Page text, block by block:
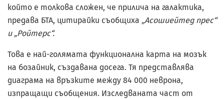
който е толкова сложен, че прилича на галактика,
предава БТА, цитирайки съобщиха „Асошиейтед прес“
и „Ройтерс“.
Това е най-голямата функционална карта на мозък
на бозайник, създавана досега. Тя представлява
диаграма на връзките между 84 000 неврона,
изпращащи съобщения. Изследваната част от